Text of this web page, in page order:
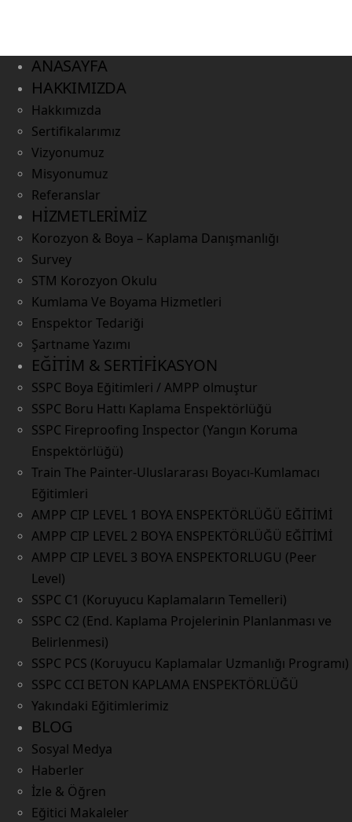
ANASAYFA
HAKKIMIZDA
Hakkımızda
Sertifikalarımız
Vizyonumuz
Misyonumuz
Referanslar
HİZMETLERİMİZ
Korozyon & Boya – Kaplama Danışmanlığı
Survey
STM Korozyon Okulu
Kumlama Ve Boyama Hizmetleri
Enspektor Tedariği
Şartname Yazımı
EĞİTİM & SERTİFİKASYON
SSPC Boya Eğitimleri / AMPP olmuştur
SSPC Boru Hattı Kaplama Enspektörlüğü
SSPC Fireproofing Inspector (Yangın Koruma
Enspektörlüğü)
Train The Painter-Uluslararası Boyacı-Kumlamacı
Eğitimleri
AMPP CIP LEVEL 1 BOYA ENSPEKTÖRLÜĞÜ EĞİTİMİ
AMPP CIP LEVEL 2 BOYA ENSPEKTÖRLÜĞÜ EĞİTİMİ
AMPP CIP LEVEL 3 BOYA ENSPEKTORLUGU (Peer
Level)
SSPC C1 (Koruyucu Kaplamaların Temelleri)
SSPC C2 (End. Kaplama Projelerinin Planlanması ve
Belirlenmesi)
SSPC PCS (Koruyucu Kaplamalar Uzmanlığı Programı)
SSPC CCI BETON KAPLAMA ENSPEKTÖRLÜĞÜ
Yakındaki Eğitimlerimiz
BLOG
Sosyal Medya
Haberler
İzle & Öğren
Eğitici Makaleler